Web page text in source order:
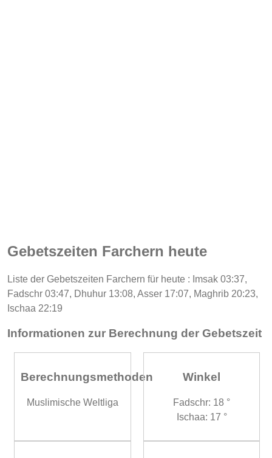
Gebetszeiten Farchern heute
Liste der Gebetszeiten Farchern für heute : Imsak 03:37,
Fadschr 03:47, Dhuhur 13:08, Asser 17:07, Maghrib 20:23,
Ischaa 22:19
Informationen zur Berechnung der Gebetszeit
Berechnungsmethoden
Muslimische Weltliga
Winkel
Fadschr: 18 °
Ischaa: 17 °